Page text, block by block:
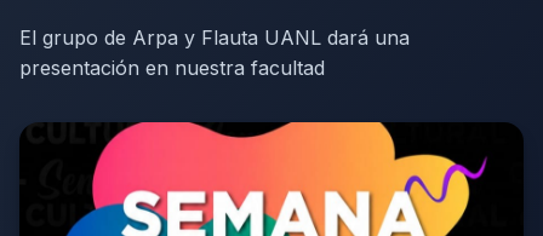
El grupo de Arpa y Flauta UANL dará una
presentación en nuestra facultad